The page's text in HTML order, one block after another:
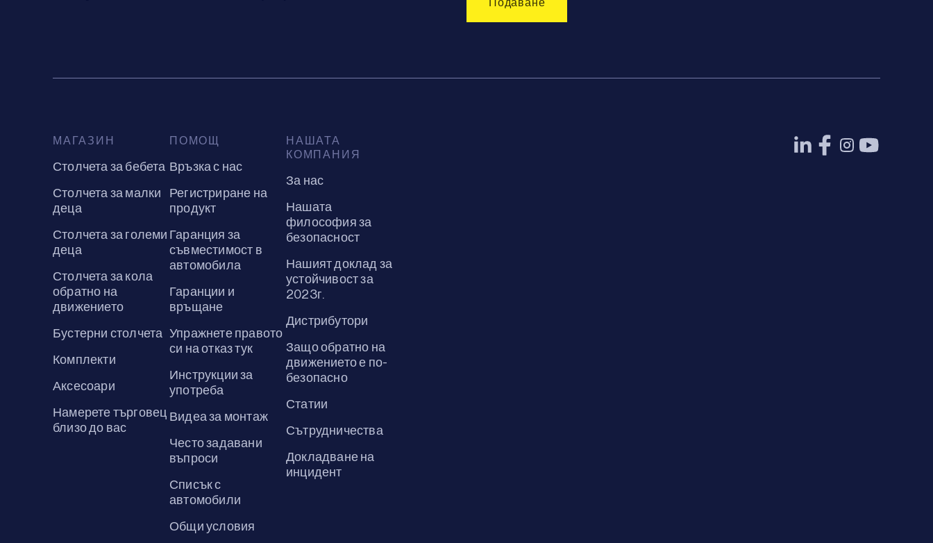
МАГАЗИН
Столчета за бебета
Столчета за малки
деца
Столчета за големи
деца
Столчета за кола
обратно на
движението
Бустерни столчета
Комплекти
Аксесоари
Намерете търговец
близо до вас
ПОМОЩ
Връзка с нас
Регистриране на
продукт
Гаранция за
съвместимост в
автомобила
Гаранции и
връщане
Упражнете правото
си на отказ тук
Инструкции за
употреба
Видеа за монтаж
Често задавани
въпроси
Списък с
автомобили
Общи условия
НАШАТА
КОМПАНИЯ
За нас
Нашата
философия за
безопасност
Нашият доклад за
устойчивост за
2023г.
Дистрибутори
Защо обратно на
движението е по-
безопасно
Статии
Сътрудничества
Докладване на
инцидент